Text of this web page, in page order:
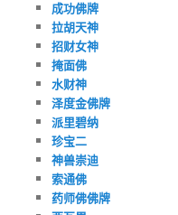
成功佛牌
拉胡天神
招财女神
掩面佛
水财神
泽度金佛牌
派里碧纳
珍宝二
神兽崇迪
索通佛
药师佛佛牌